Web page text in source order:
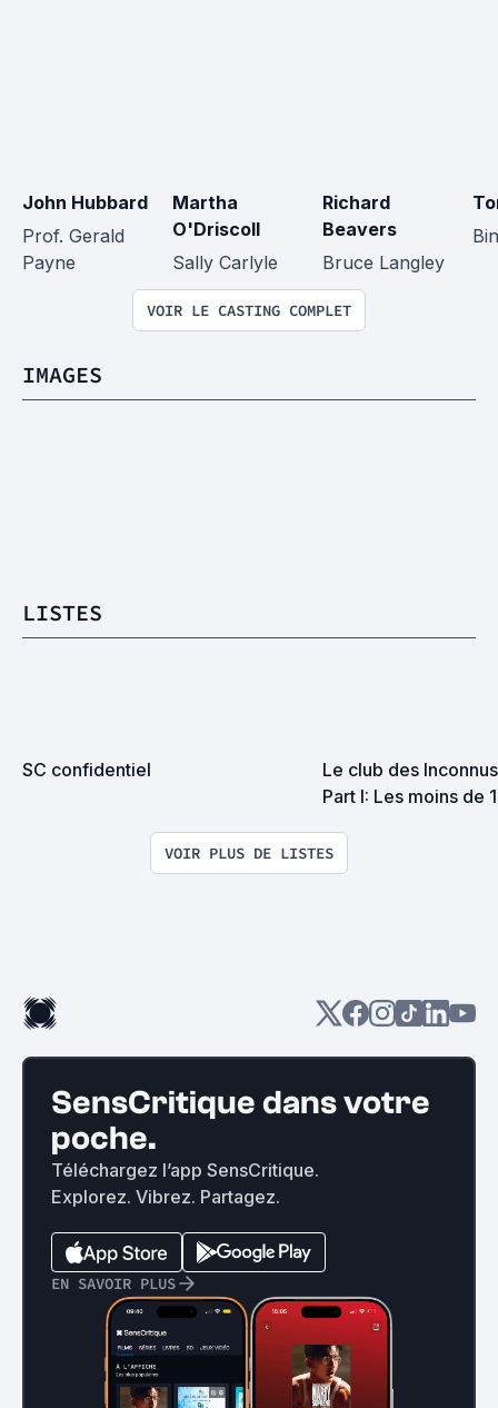
John Hubbard
Prof. Gerald
Payne
Martha
O'Driscoll
Sally Carlyle
Richard
Beavers
Bruce Langley
VOIR LE CASTING COMPLET
IMAGES
LISTES
SC confidentiel
Le club des
Part I: Les moins de
VOIR PLUS DE LISTES
SensCritique dans votre
poche.
Téléchargez l’app SensCritique.
Explorez. Vibrez. Partagez.
EN SAVOIR PLUS